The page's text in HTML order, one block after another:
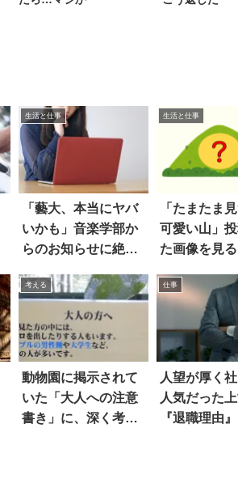
生活と仕事
「藝大、本当にヤバ
いかも」音楽学部か
らのお知らせに絶句
生活と仕事
「たまたま
可愛い山」
た画像を見
考える
動物園に掲示されて
いた「大人への注意
書き」に、深く考え
仕事
人望が厚く
人気だった
『退職理由